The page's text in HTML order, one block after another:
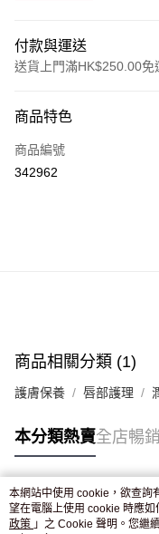
付款與運送
送貨上門滿HK$250.00免
信用卡
Apple Pay
付款後門市自取，訂單確
商品特色
商品編號
342962
商品相關分類 (1)
護膚保養 唇部護理
本分類熱賣全店暢
熱門標籤
本網站中使用 cookie，欲查詢
望在電腦上使用 cookie 時應
政策 」之 Cookie 聲明。您繼